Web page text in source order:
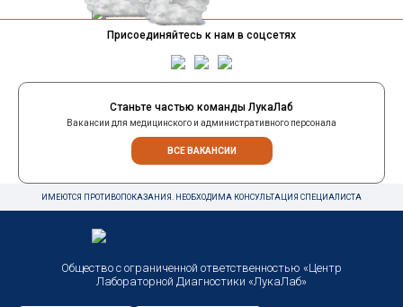
Присоединяйтесь к нам в соцсетях
Станьте частью команды ЛукаЛаб
Вакансии для медицинского и административного персонала
ВСЕ ВАКАНСИИ
ИМЕЮТСЯ ПРОТИВОПОКАЗАНИЯ. НЕОБХОДИМА КОНСУЛЬТАЦИЯ СПЕЦИАЛИСТА
Общество с ограниченной ответственностью «Центр
Лабораторной Диагностики «ЛукаЛаб»